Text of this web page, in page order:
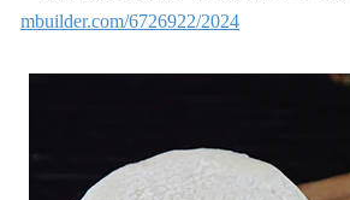
mbuilder.com/6726922/2024